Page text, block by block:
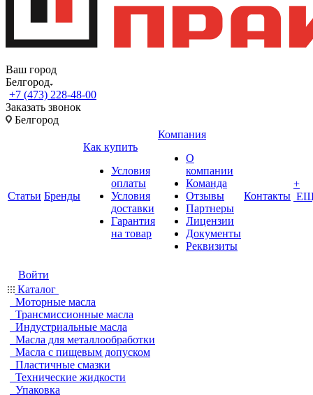
Ваш город
Белгород
+7 (473) 228-48-00
Заказать звонок
Белгород
Статьи Бренды
Как купить
Условия
оплаты
Условия
доставки
Гарантия
на товар
Компания
О
компании
Команда
Отзывы
Партнеры
Лицензии
Документы
Реквизиты
Контакты
+
Войти
Каталог
Моторные масла
Трансмиссионные масла
Индустриальные масла
Масла для металлообработки
Масла с пищевым допуском
Пластичные смазки
Технические жидкости
Упаковка